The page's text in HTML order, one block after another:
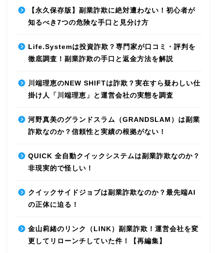
【永久保存版】副業詐欺に絶対遭わない！初心者が
知るべき7つの危険な手口と見分け方
Life.Systemは投資詐欺？専門家が口コミ・評判を
徹底調査！副業詐欺の手口と返金方法を解説
川端理恵のNEW SHIFTは詐欺？実在すら疑わしい仕
掛け人「川端理恵」と運営会社の実態を調査
河野真美のグランドスラム（GRANDSLAM）は副業
詐欺なのか？信頼性と実績の根拠がない！
QUICK 全自動クイックシステムは副業詐欺なのか？
非現実的で怪しい！
クイックサイドジョブは副業詐欺なのか？最先端AI
の正体に迫る！
金山莉緒のリンク（LINK）副業詐欺！運営会社を変
更してリローンチしていた件！【再編集】